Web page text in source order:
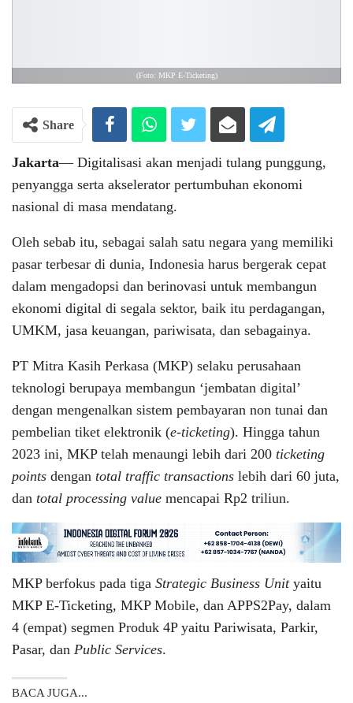
(Foto: MKP E-Ticketing)
Share
Jakarta— Digitalisasi akan menjadi tulang punggung,
penyangga serta akselerator pertumbuhan ekonomi
nasional di masa mendatang.
Oleh sebab itu, sebagai salah satu negara yang memiliki
pasar terbesar di dunia, Indonesia harus bergerak cepat
dalam mengadopsi dan berinovasi untuk membangun
ekonomi digital di segala sektor, baik itu perdagangan,
UMKM, jasa keuangan, pariwisata, dan sebagainya.
PT Mitra Kasih Perkasa (MKP) selaku perusahaan
teknologi berupaya membangun ‘jembatan digital’
dengan mengenalkan sistem pembayaran non tunai dan
pembelian tiket elektronik (e-ticketing). Hingga tahun
2023 ini, MKP telah menaungi lebih dari 200 ticketing
points dengan total traffic transactions lebih dari 60 juta,
dan total processing value mencapai Rp2 triliun.
MKP berfokus pada tiga Strategic Business Unit yaitu
MKP E-Ticketing, MKP Mobile, dan APPS2Pay, dalam
4 (empat) segmen Produk 4P yaitu Pariwisata, Parkir,
Pasar, dan Public Services.
BACA JUGA...